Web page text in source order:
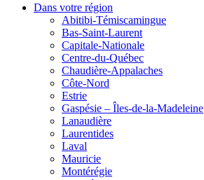
Dans votre région
Abitibi-Témiscamingue
Bas-Saint-Laurent
Capitale-Nationale
Centre-du-Québec
Chaudière-Appalaches
Côte-Nord
Estrie
Gaspésie – Îles-de-la-Madeleine
Lanaudière
Laurentides
Laval
Mauricie
Montérégie